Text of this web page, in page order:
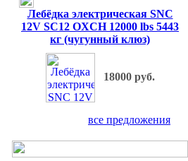
Лебёдка электрическая SNC
12V SC12 OXCH 12000 lbs 5443
кг (чугунный клюз)
18000 руб.
все предложения